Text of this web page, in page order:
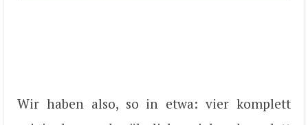
Wir haben also, so in etwa: vier komplett